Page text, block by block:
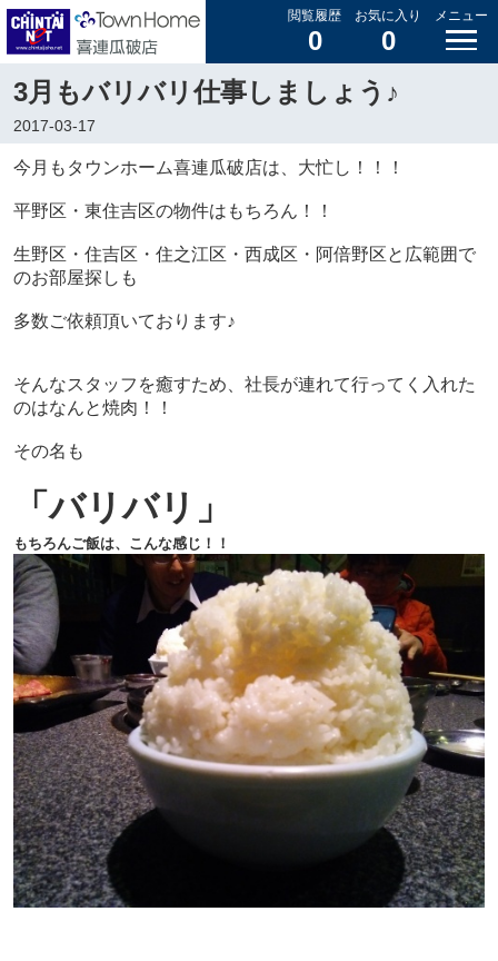
閲覧履歴
0
お気に入り
0
メニュー
3月もバリバリ仕事しましょう♪
2017-03-17
今月もタウンホーム喜連瓜破店は、大忙し！！！
平野区・東住吉区の物件はもちろん！！
生野区・住吉区・住之江区・西成区・阿倍野区と広範囲で
のお部屋探しも
多数ご依頼頂いております♪
そんなスタッフを癒すため、社長が連れて行ってく入れた
のはなんと焼肉！！
その名も
「バリバリ」
もちろんご飯は、こんな感じ！！